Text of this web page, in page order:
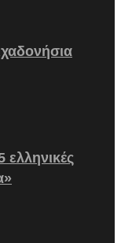
ελληνικές